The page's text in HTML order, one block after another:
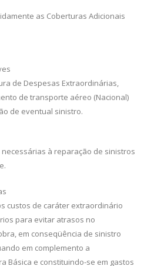
as Coberturas Adicionais
de Despesas Extraordinárias,
de transporte aéreo (Nacional)
de eventual sinistro.
à reparação de sinistros
custos de caráter extraordinário
para evitar atrasos no
em conseqüência de sinistro
em complemento a
Básica e constituindo-se em gastos